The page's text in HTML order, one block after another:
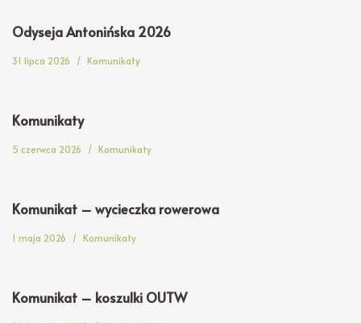
Odyseja Antonińska 2026
31 lipca 2026 Komunikaty
Komunikaty
5 czerwca 2026 Komunikaty
Komunikat – wycieczka rowerowa
1 maja 2026 Komunikaty
Komunikat – koszulki OUTW